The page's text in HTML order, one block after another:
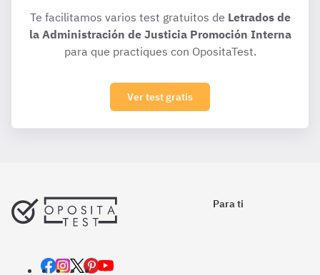
Te facilitamos varios test gratuitos de Letrados de
la Administración de Justicia Promoción Interna
para que practiques con OpositaTest.
Ver test gratis
Para ti